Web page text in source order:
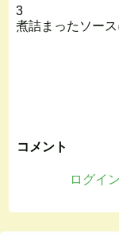
3
煮詰まったソー
コメント
ログイ